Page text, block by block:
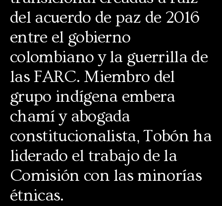
del acuerdo de paz de 2016
entre el gobierno
colombiano y la guerrilla de
las FARC. Miembro del
grupo indígena embera
chamí y abogada
constitucionalista, Tobón ha
liderado el trabajo de la
Comisión con las minorías
étnicas.